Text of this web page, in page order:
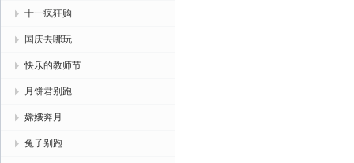
十一疯狂购
国庆去哪玩
快乐的教师节
月饼君别跑
嫦娥奔月
兔子别跑